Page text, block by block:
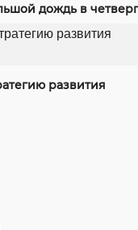
дождь в четверг
развития